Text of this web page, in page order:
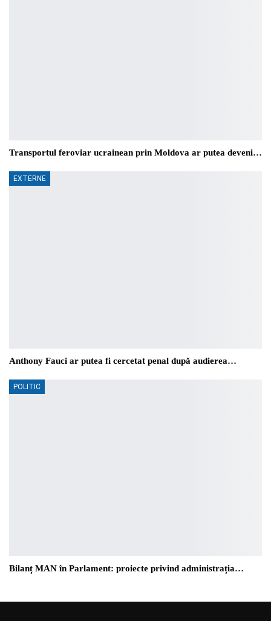
Transportul feroviar ucrainean prin Moldova ar putea deveni…
EXTERNE
Anthony Fauci ar putea fi cercetat penal după audierea…
POLITIC
Bilanț MAN în Parlament: proiecte privind administrația…